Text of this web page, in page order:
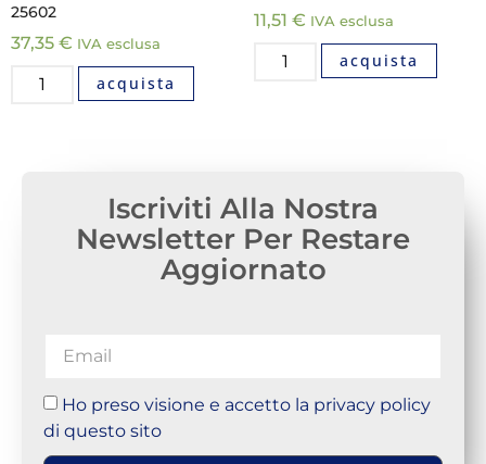
25602
37,35 € IVA esclusa
acquista
11,51 € IVA esclusa
acquista
Iscriviti Alla Nostra
Newsletter Per Restare
Aggiornato
Ho preso visione e accetto la privacy policy
di questo sito